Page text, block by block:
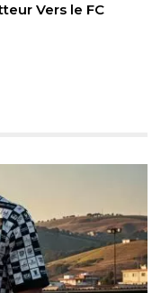
Vers le FC